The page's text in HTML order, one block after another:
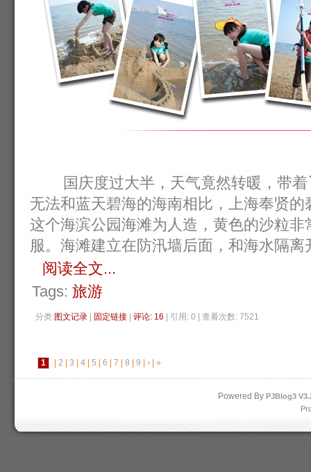
国庆度过大半，天气竟然转暖，带着
无法和蓝天碧海的海南相比，上海奉贤
这个海滨公园海滩为人造，黄色的沙粒
服。海滩建立在防汛墙后面，和海水隔离
阅读全文...
Tags: 旅游
分类:图文记录 固定链接 评论: 16 | 引用: 0 | 查看次数: 7521
1 2 3 4 5 6 7 8 9 › »
Powered By PJBlog3